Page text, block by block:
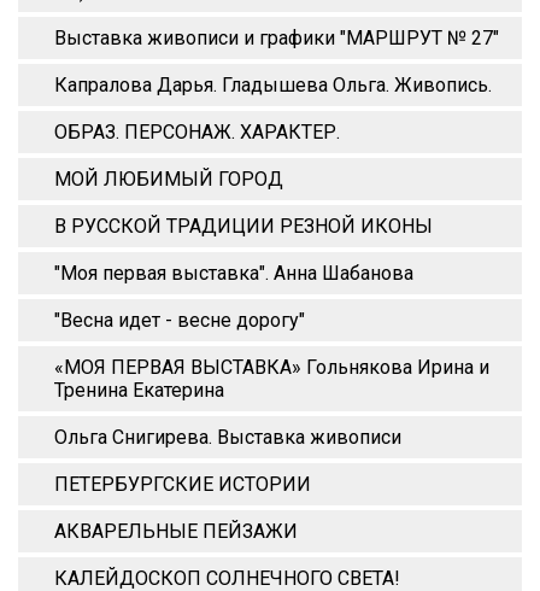
Выставка живописи и графики "МАРШРУТ № 27"
Капралова Дарья. Гладышева Ольга. Живопись.
ОБРАЗ. ПЕРСОНАЖ. ХАРАКТЕР.
МОЙ ЛЮБИМЫЙ ГОРОД
В РУССКОЙ ТРАДИЦИИ РЕЗНОЙ ИКОНЫ
"Моя первая выставка". Анна Шабанова
"Весна идет - весне дорогу"
«МОЯ ПЕРВАЯ ВЫСТАВКА» Гольнякова Ирина и
Тренина Екатерина
Ольга Снигирева. Выставка живописи
ПЕТЕРБУРГСКИЕ ИСТОРИИ
АКВАРЕЛЬНЫЕ ПЕЙЗАЖИ
КАЛЕЙДОСКОП СОЛНЕЧНОГО СВЕТА!